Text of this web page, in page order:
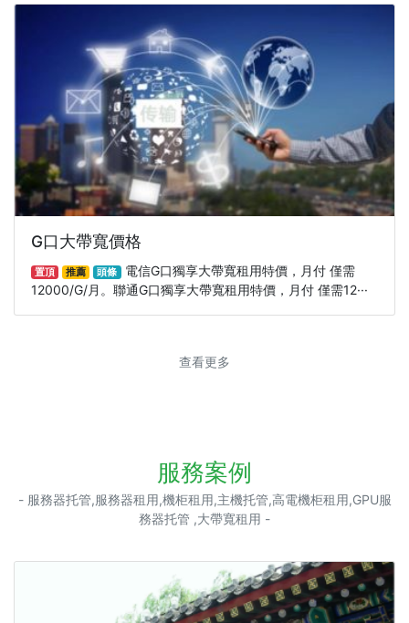
G口大帶寬價格
置頂 推薦 頭條 電信G口獨享大帶寬租用特價，月付 僅需
12000/G/月。聯通G口獨享大帶寬租用特價，月付 僅需12···
查看更多
服務案例
- 服務器托管,服務器租用,機柜租用,主機托管,高電機柜租用,GPU服
務器托管 ,大帶寬租用 -